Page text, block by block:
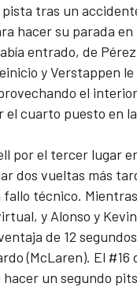
tras un
hacer su parada
entrado, de
y Verstappen
el
el cuarto puesto en
por el tercer lugar
dos vueltas más
técnico.
y Alonso y
de 12
(McLaren). El #16
hacer un segundo